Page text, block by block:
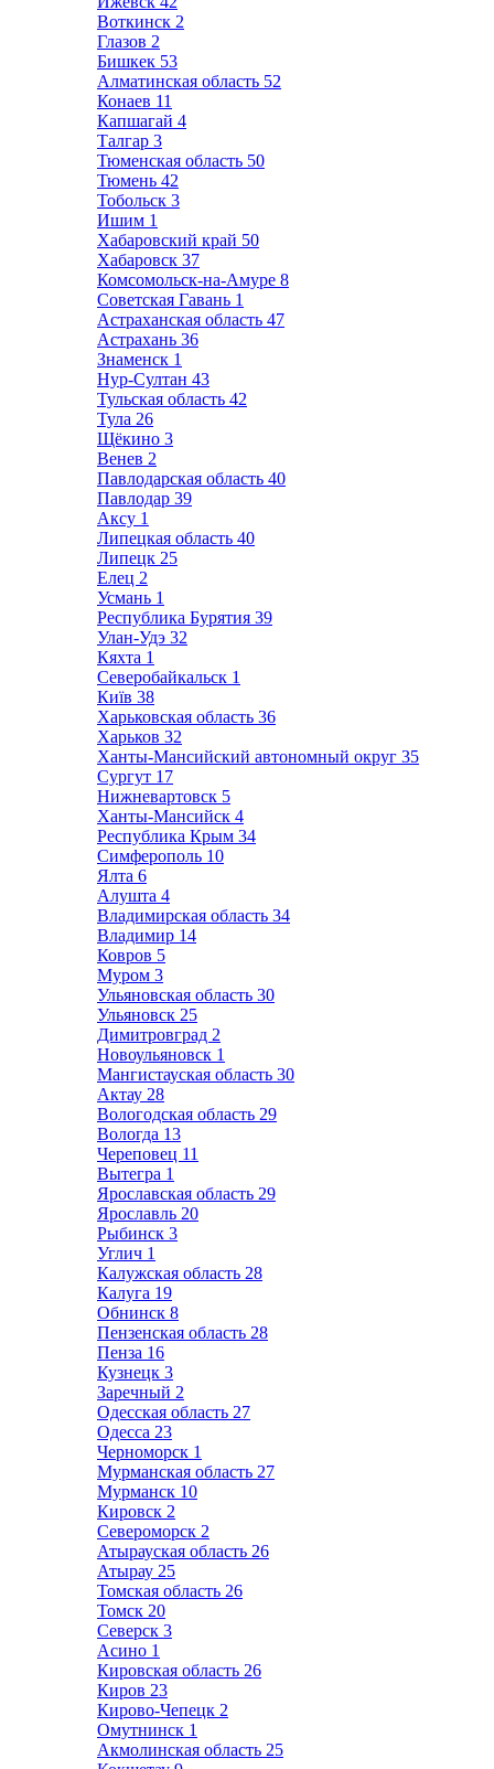
Воткинск 2
Глазов 2
Бишкек 53
Алматинская область 52
Конаев 11
Капшагай 4
Талгар 3
Тюменская область 50
Тюмень 42
Тобольск 3
Ишим 1
Хабаровский край 50
Хабаровск 37
Комсомольск-на-Амуре 8
Советская Гавань 1
Астраханская область 47
Астрахань 36
Знаменск 1
Нур-Султан 43
Тульская область 42
Тула 26
Щёкино 3
Венев 2
Павлодарская область 40
Павлодар 39
Аксу 1
Липецкая область 40
Липецк 25
Елец 2
Усмань 1
Республика Бурятия 39
Улан-Удэ 32
Кяхта 1
Северобайкальск 1
Київ 38
Харьковская область 36
Харьков 32
Ханты-Мансийский автономный округ 35
Сургут 17
Нижневартовск 5
Ханты-Мансийск 4
Республика Крым 34
Симферополь 10
Ялта 6
Алушта 4
Владимирская область 34
Владимир 14
Ковров 5
Муром 3
Ульяновская область 30
Ульяновск 25
Димитровград 2
Новоульяновск 1
Мангистауская область 30
Актау 28
Вологодская область 29
Вологда 13
Череповец 11
Вытегра 1
Ярославская область 29
Ярославль 20
Рыбинск 3
Углич 1
Калужская область 28
Калуга 19
Обнинск 8
Пензенская область 28
Пенза 16
Кузнецк 3
Заречный 2
Одесская область 27
Одесса 23
Черноморск 1
Мурманская область 27
Мурманск 10
Кировск 2
Североморск 2
Атырауская область 26
Атырау 25
Томская область 26
Томск 20
Северск 3
Асино 1
Кировская область 26
Киров 23
Кирово-Чепецк 2
Омутнинск 1
Акмолинская область 25